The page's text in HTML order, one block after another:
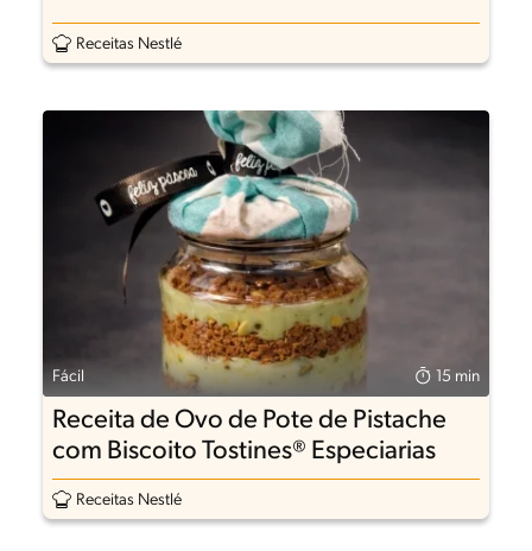
Receitas Nestlé
Fácil 15 min
Receita de Ovo de Pote de Pistache
com Biscoito Tostines® Especiarias
Receitas Nestlé